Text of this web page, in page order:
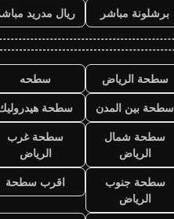
برشلونة مباشر
ريال مدريد
سطحة الرياض
سطحه
سطحة بين المدن
سطحة
سطحة شمال
الرياض
سطحة غرب
الرياض
سطحة جنوب
الرياض
اقرب سطحة